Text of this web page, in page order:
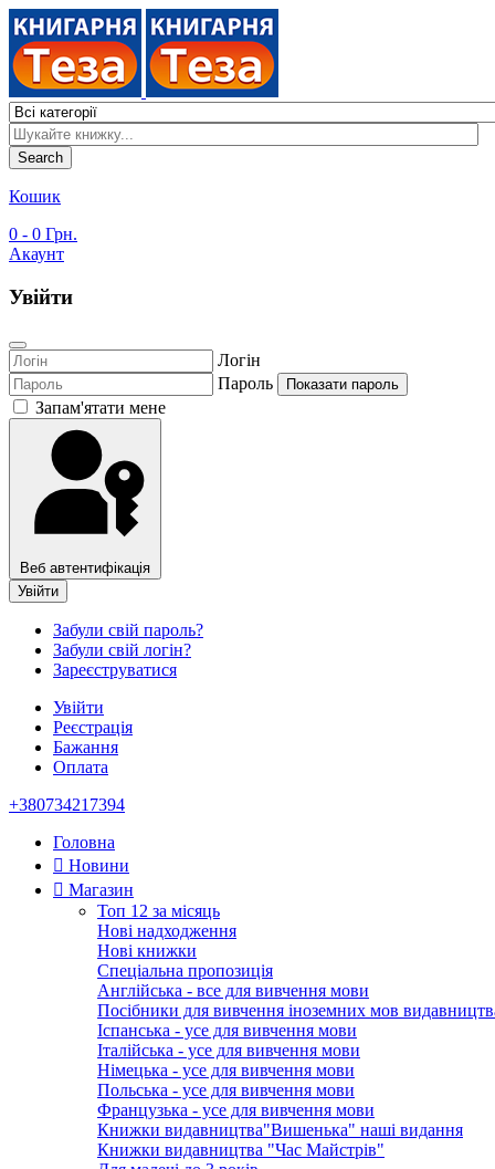
Search
Кошик
0 - 0 Грн.
Акаунт
Увійти
Логін
Пароль
Показати пароль
Запам'ятати мене
Веб автентифікація
Увійти
Забули свій пароль?
Забули свій логін?
Зареєструватися
Увійти
Реєстрація
Бажання
Оплата
+380734217394
Головна
Новини
Магазин
Топ 12 за місяць
Нові надходження
Нові книжки
Спеціальна пропозиція
Англійська - все для вивчення мови
Посібники для вивчення іноземних мов
Іспанська - усе для вивчення мови
Італійська - усе для вивчення мови
Німецька - усе для вивчення мови
Польська - усе для вивчення мови
Французька - усе для вивчення мови
Книжки видавництва"Вишенька" наші видання
Книжки видавництва "Час Майстрів"